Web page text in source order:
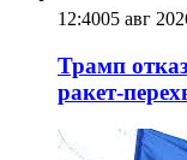
12:4005 авг
Трамп
ракет-